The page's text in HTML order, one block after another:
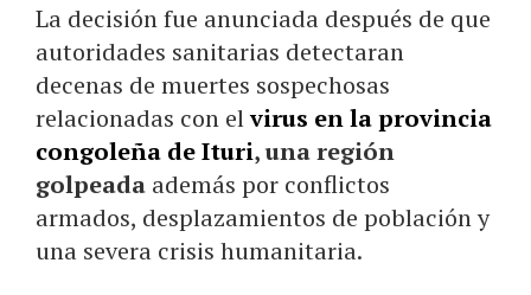
La decisión fue anunciada después de que
autoridades sanitarias detectaran
decenas de muertes sospechosas
relacionadas con elvirus en la provincia
congoleña de Ituri, una región
golpeada además por conflictos
armados, desplazamientos de población y
una severa crisis humanitaria.